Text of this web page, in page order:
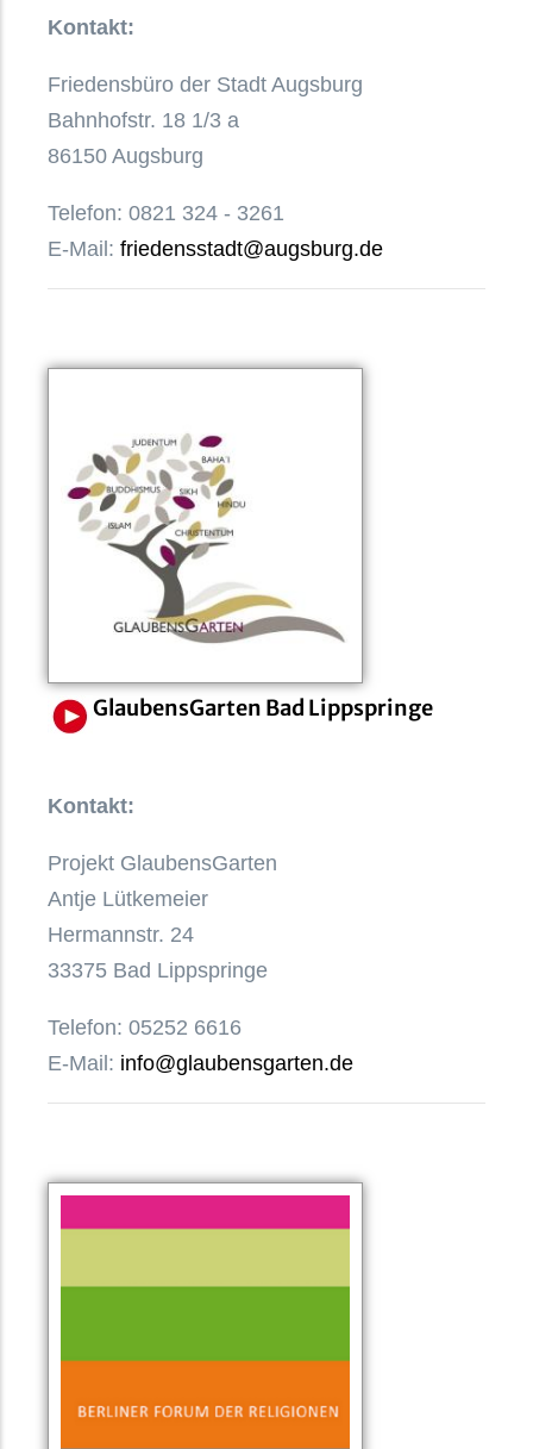
Kontakt:
Friedensbüro der Stadt Augsburg
Bahnhofstr. 18 1/3 a
86150 Augsburg
Telefon: 0821 324 - 3261
E-Mail: friedensstadt@augsburg.de
GlaubensGarten Bad Lippspringe
Kontakt:
Projekt GlaubensGarten
Antje Lütkemeier
Hermannstr. 24
33375 Bad Lippspringe
Telefon: 05252 6616
E-Mail: info@glaubensgarten.de